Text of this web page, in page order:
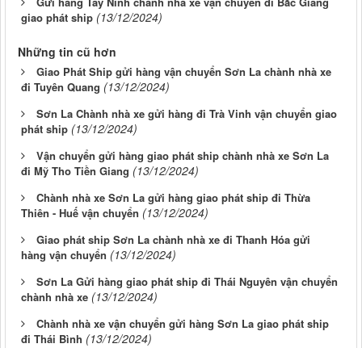
giao phát ship (13/12/2024)
Những tin cũ hơn
Giao Phát Ship gửi hàng vận chuyển Sơn La chành nhà xe
đi Tuyên Quang (13/12/2024)
Sơn La Chành nhà xe gửi hàng đi Trà Vinh vận chuyển giao
phát ship (13/12/2024)
Vận chuyển gửi hàng giao phát ship chành nhà xe Sơn La
đi Mỹ Tho Tiền Giang (13/12/2024)
Chành nhà xe Sơn La gửi hàng giao phát ship đi Thừa
Thiên - Huế vận chuyển (13/12/2024)
Giao phát ship Sơn La chành nhà xe đi Thanh Hóa gửi
hàng vận chuyển (13/12/2024)
Sơn La Gửi hàng giao phát ship đi Thái Nguyên vận chuyển
chành nhà xe (13/12/2024)
Chành nhà xe vận chuyển gửi hàng Sơn La giao phát ship
đi Thái Bình (13/12/2024)